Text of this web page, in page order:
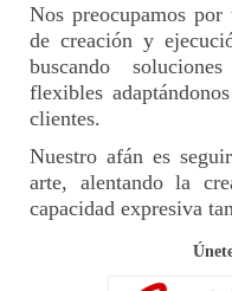
Nos preocupamos
de creación y
buscando
flexibles
clientes.
Nuestro afán es
arte, alentando la
capacidad expresiva